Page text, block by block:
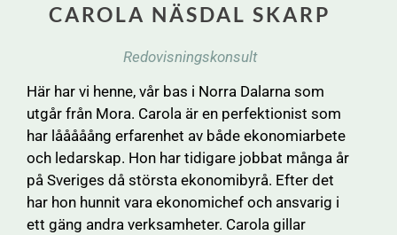
CAROLA NÄSDAL SKARP
Redovisningskonsult
Här har vi henne, vår bas i Norra Dalarna som
utgår från Mora. Carola är en perfektionist som
har lååååång erfarenhet av både ekonomiarbete
och ledarskap. Hon har tidigare jobbat många år
på Sveriges då största ekonomibyrå. Efter det
har hon hunnit vara ekonomichef och ansvarig i
ett gäng andra verksamheter. Carola gillar